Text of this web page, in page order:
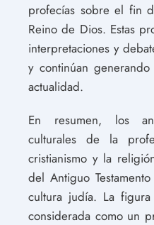
profecías sobre el fin
Reino de Dios. Estas
interpretaciones y
y continúan
actualidad.
En resumen, los
culturales de la
cristianismo y la
del Antiguo
cultura judía. La
considerada como un